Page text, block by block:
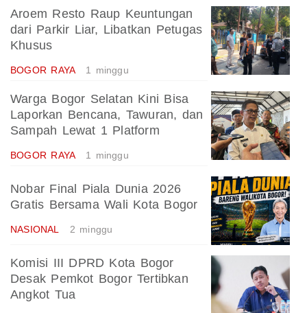
Aroem Resto Raup Keuntungan
dari Parkir Liar, Libatkan Petugas
Khusus
BOGOR RAYA 1 minggu
Warga Bogor Selatan Kini Bisa
Laporkan Bencana, Tawuran, dan
Sampah Lewat 1 Platform
BOGOR RAYA 1 minggu
Nobar Final Piala Dunia 2026
Gratis Bersama Wali Kota Bogor
NASIONAL 2 minggu
Komisi III DPRD Kota Bogor
Desak Pemkot Bogor Tertibkan
Angkot Tua